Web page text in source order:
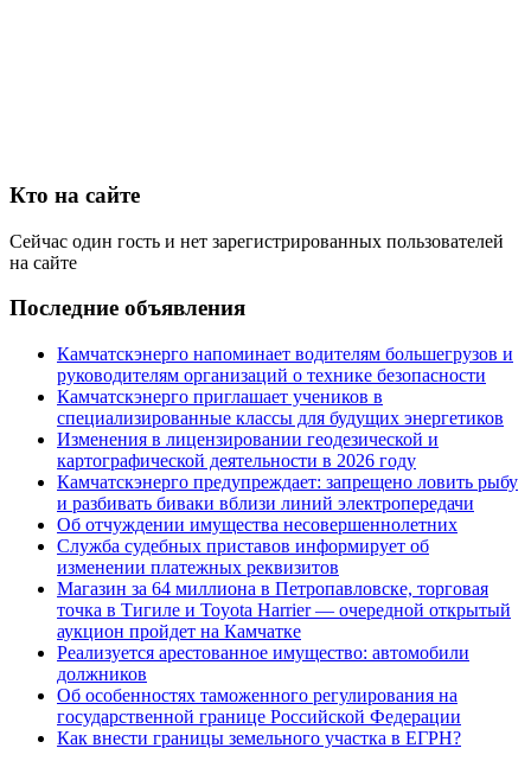
Кто на сайте
Сейчас один гость и нет зарегистрированных пользователей
на сайте
Последние объявления
Камчатскэнерго напоминает водителям большегрузов и
руководителям организаций о технике безопасности
Камчатскэнерго приглашает учеников в
специализированные классы для будущих энергетиков
Изменения в лицензировании геодезической и
картографической деятельности в 2026 году
Камчатскэнерго предупреждает: запрещено ловить рыбу
и разбивать биваки вблизи линий электропередачи
Об отчуждении имущества несовершеннолетних
Служба судебных приставов информирует об
изменении платежных реквизитов
Магазин за 64 миллиона в Петропавловске, торговая
точка в Тигиле и Toyota Harrier — очередной открытый
аукцион пройдет на Камчатке
Реализуется арестованное имущество: автомобили
должников
Об особенностях таможенного регулирования на
государственной границе Российской Федерации
Как внести границы земельного участка в ЕГРН?